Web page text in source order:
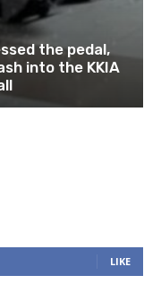
the pedal,
into the KKIA
LIKE